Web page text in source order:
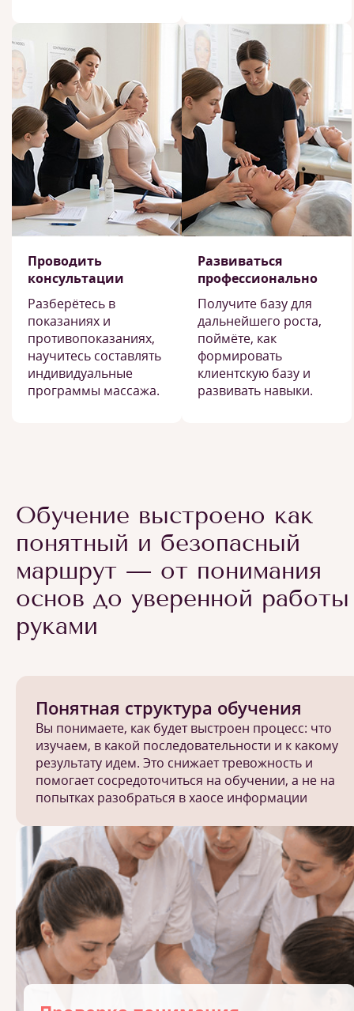
Проводить
консультации
Разберётесь в
показаниях и
противопоказаниях,
научитесь составлять
индивидуальные
программы массажа.
Развиваться
профессионально
Получите базу для
дальнейшего роста,
поймёте, как
формировать
клиентскую базу и
развивать навыки.
Обучение выстроено как
понятный и безопасный
маршрут — от понимания
основ до уверенной работы
руками
Понятная структура обучения
Вы понимаете, как будет выстроен процесс: что
изучаем, в какой последовательности и к какому
результату идем. Это снижает тревожность и
помогает сосредоточиться на обучении, а не на
попытках разобраться в хаосе информации